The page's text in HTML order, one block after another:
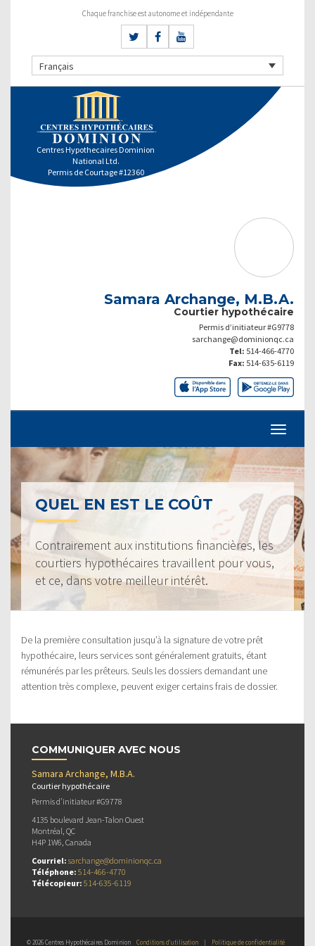
Chaque franchise est autonome et indépendante
Français
Centres Hypothecaires Dominion
National Ltd.
Permis de Courtage #12360
Samara Archange, M.B.A.
Courtier hypothécaire
Permis d’initiateur #G9778
sarchange@dominionqc.ca
Tel: 514-466-4770
Fax: 514-635-6119
QUEL EN EST LE COÛT
Contrairement aux institutions financières, les
courtiers hypothécaires travaillent pour vous,
et ce, dans votre meilleur intérêt.
De la première consultation jusqu’à la signature de votre prêt
hypothécaire, leurs services sont généralement gratuits, étant
rémunérés par les prêteurs. Seuls les dossiers demandant une
attention très complexe, peuvent exiger certains frais de dossier.
COMMUNIQUER AVEC NOUS
Samara Archange, M.B.A.
Courtier hypothécaire
Permis d’initiateur #G9778
4135 boulevard Jean-Talon Ouest
Montréal, QC
H4P 1W6, Canada
Courriel: sarchange@dominionqc.ca
Téléphone: 514-466-4770
Télécopieur: 514-635-6119
© 2026 Centres Hypothécaires Dominion Conditions d’utilisation | Politique de confidentialité